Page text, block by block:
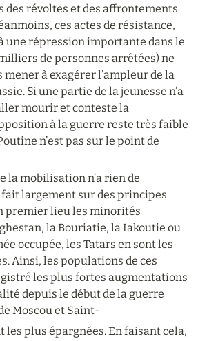
des révoltes et des affrontements
ces actes de résistance,
une répression importante dans le
de personnes arrêtées) ne
mener à exagérer l’ampleur de la
Si une partie de la jeunesse n’a
mourir et conteste la
à la guerre reste très faible
n’est pas sur le point de
la mobilisation n’a rien de
fait largement sur des principes
premier lieu les minorités
la Bouriatie, la Iakoutie ou
occupée, les Tatars en sont les
Ainsi, les populations de ces
les plus fortes augmentations
depuis le début de la guerre
Moscou et Saint-
les plus épargnées. En faisant cela,